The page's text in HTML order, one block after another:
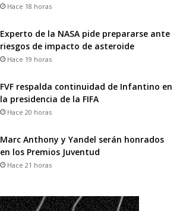
Hace 18 horas
Experto de la NASA pide prepararse ante
riesgos de impacto de asteroide
Hace 19 horas
FVF respalda continuidad de Infantino en
la presidencia de la FIFA
Hace 20 horas
Marc Anthony y Yandel serán honrados
en los Premios Juventud
Hace 21 horas